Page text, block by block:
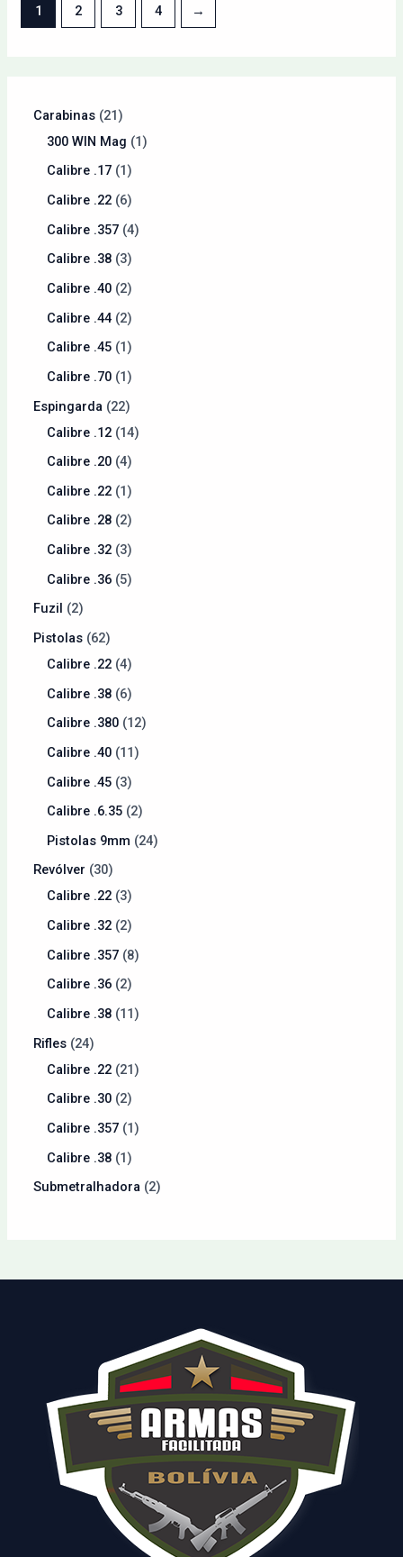
Carabinas 21
300 WIN Mag
1
Calibre .17 1
Calibre .22 6
Calibre .357 4
Calibre .38 3
Calibre .40 2
Calibre .44 2
Calibre .45 1
Calibre .70 1
Espingarda
22
Calibre .12 14
Calibre .20 4
Calibre .22 1
Calibre .28 2
Calibre .32 3
Calibre .36 5
Fuzil
2
Pistolas 62
Calibre .22 4
Calibre .38 6
Calibre .380 12
Calibre .40 11
Calibre .45 3
Calibre .6.35 2
Pistolas 9mm
24
Revólver
30
Calibre .22 3
Calibre .32 2
Calibre .357 8
Calibre .36 2
Calibre .38 11
Rifles 24
Calibre .22 21
Calibre .30 2
Calibre .357 1
Calibre .38 1
Submetralhadora 2
1 2 3 4 →